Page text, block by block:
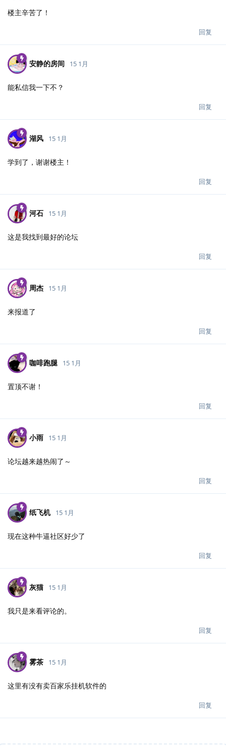
楼主辛苦了！
回复
安静的房间 15 1月
能私信我一下不？
回复
湖风 15 1月
学到了，谢谢楼主！
回复
河石 15 1月
这是我找到最好的论坛
回复
周杰 15 1月
来报道了
回复
咖啡跑腿 15 1月
置顶不谢！
回复
小雨 15 1月
论坛越来越热闹了～
回复
纸飞机 15 1月
现在这种牛逼社区好少了
回复
灰猫 15 1月
我只是来看评论的。
回复
雾茶 15 1月
这里有没有卖百家乐挂机软件的
回复